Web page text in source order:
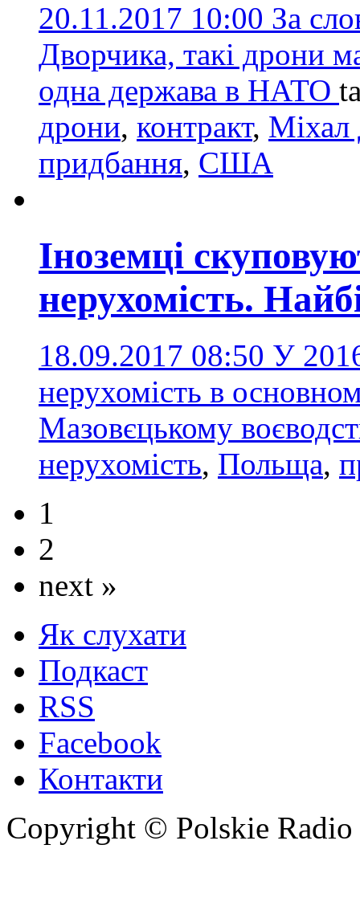
20.11.2017 10:00 За
Дворчика, такі дрони
одна держава в НАТО
дрони, контракт, Міхал
придбання, США
Іноземці
нерухомість.
18.09.2017 08:50 У
нерухомість в
Мазовєцькому
нерухомість, Польща,
1
2
next »
Як слухати
Подкаст
RSS
Facebook
Контакти
Copyright © Polskie